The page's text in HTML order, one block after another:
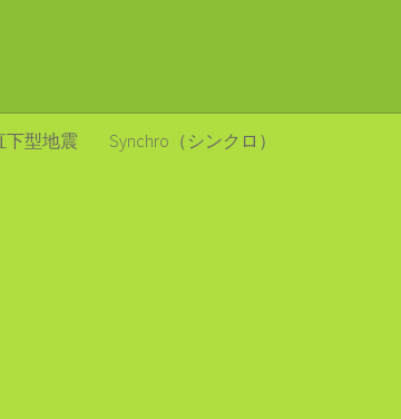
下型地震 Synchro（シンクロ）